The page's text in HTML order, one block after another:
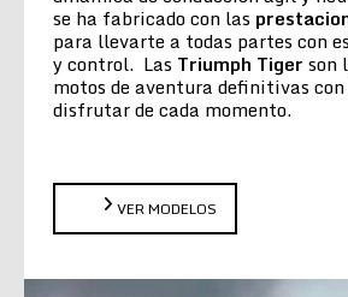
se ha fabricado con las
para llevarte a todas partes con
y control. Las Triumph Tiger son
motos de aventura definitivas con
disfrutar de cada momento.
VER MODELOS